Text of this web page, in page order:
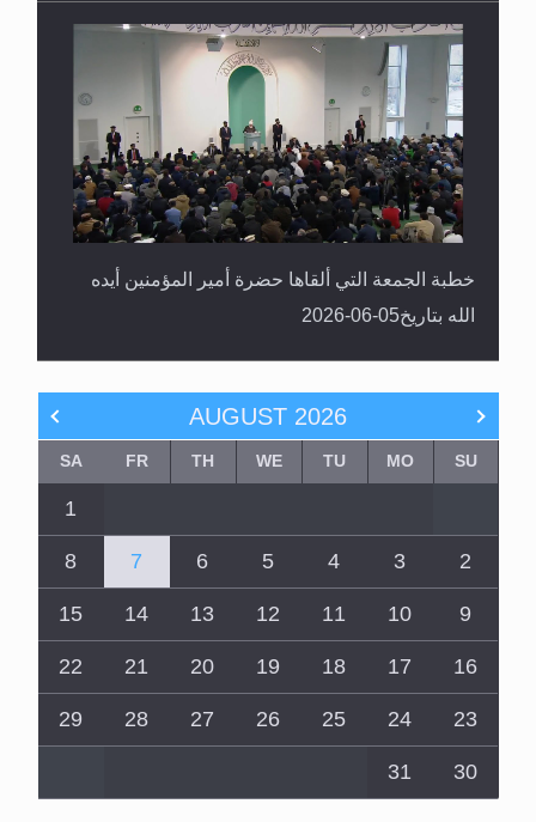
خطبة الجمعة التي ألقاها حضرة أمير المؤمنين أيده
الله بتاريخ05-06-2026
AUGUST 2026
SU
MO
TU
WE
TH
FR
SA
1
2
3
4
5
6
7
8
9
10
11
12
13
14
15
16
17
18
19
20
21
22
23
24
25
26
27
28
29
30
31